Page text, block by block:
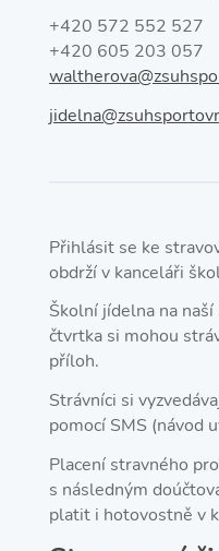
+420 572 552 527
+420 605 203 057
Přihlásit se ke
obdrží v kanceláři
Školní jídelna na
čtvrtka si mohou
příloh.
Strávníci si
pomocí SMS (návod
Placení stravného
s následným
platit i hotovostně v